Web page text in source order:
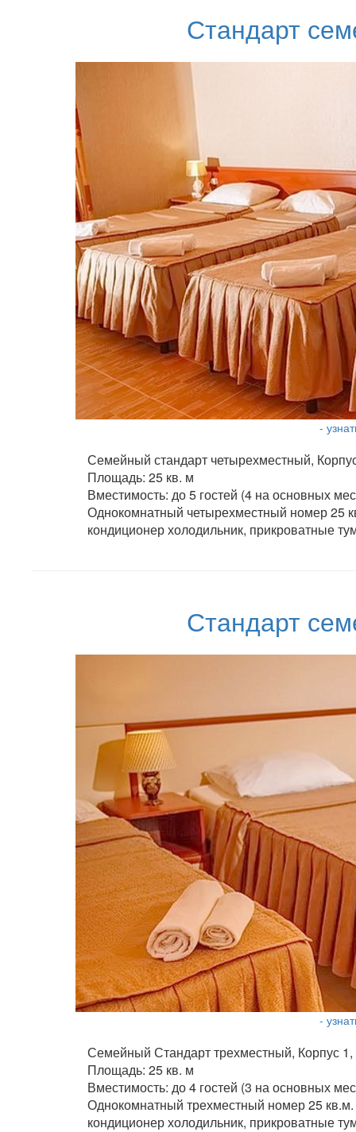
Стандарт
-
Семейный стандарт четырехместный,
Площадь: 25 кв. м
Вместимость: до 5 гостей (4 на основных
Однокомнатный четырехместный номер 25
кондиционер холодильник, прикроватные
Стандарт
-
Семейный Стандарт трехместный, Корпус
Площадь: 25 кв. м
Вместимость: до 4 гостей (3 на основных
Однокомнатный трехместный номер 25
кондиционер холодильник, прикроватные